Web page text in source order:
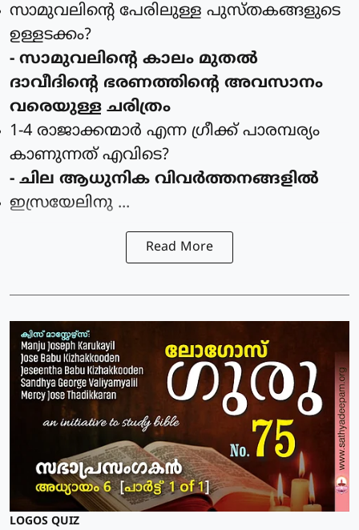
സാമുവലിന്റെ പേരിലുള്ള പുസ്തകങ്ങളുടെ
ഉള്ളടക്കം?
- സാമുവലിന്റെ കാലം മുതല്‍
ദാവീദിന്റെ ഭരണത്തിന്റെ അവസാനം
വരെയുള്ള ചരിത്രം
1-4 രാജാക്കന്മാര്‍ എന്ന ഗ്രീക്ക് പാരമ്പര്യം
കാണുന്നത്‌ എവിടെ?
- ചില ആധുനിക വിവര്‍ത്തനങ്ങളില്‍
ഇസ്രയേലിനു ...
Read More
LOGOS QUIZ